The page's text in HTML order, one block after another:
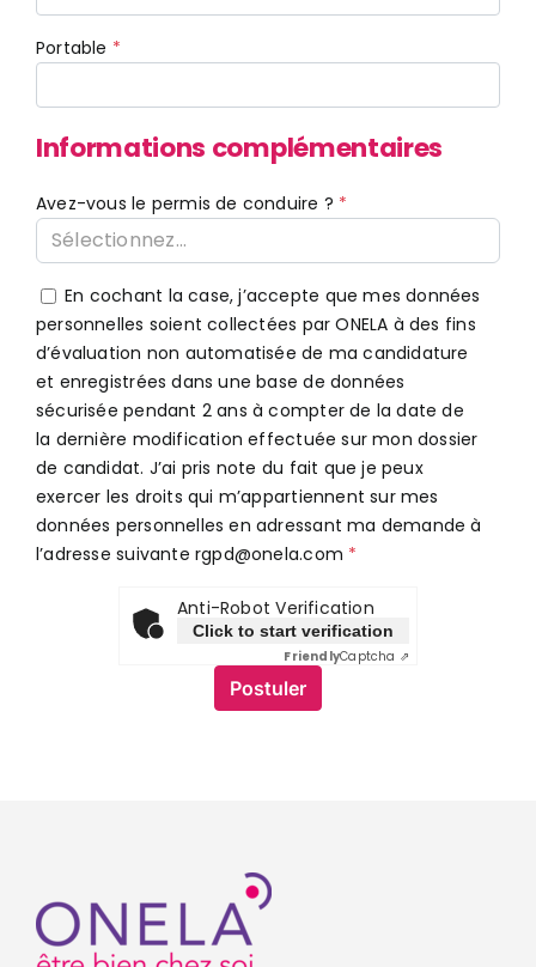
Portable
Informations complémentaires
Avez-vous le permis de conduire ?
Sélectionnez...
En cochant la case, j’accepte que mes données
personnelles soient collectées par ONELA à des fins
d’évaluation non automatisée de ma candidature
et enregistrées dans une base de données
sécurisée pendant 2 ans à compter de la date de
la dernière modification effectuée sur mon dossier
de candidat. J’ai pris note du fait que je peux
exercer les droits qui m’appartiennent sur mes
données personnelles en adressant ma demande à
l’adresse suivante rgpd@onela.com
Anti-Robot Verification
Click to start verification
FriendlyCaptcha ⇗